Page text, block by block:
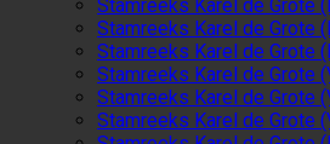
Stamreeks Karel de Grote
Stamreeks Karel de Grote
Stamreeks Karel de Grote
Stamreeks Karel de Grote
Stamreeks Karel de Grote
Stamreeks Karel de Grote